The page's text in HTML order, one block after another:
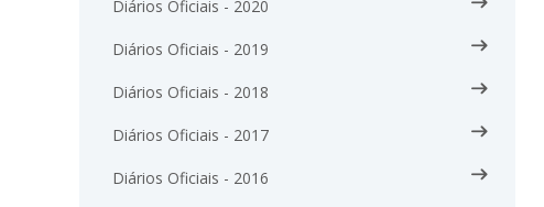
Diários Oficiais - 2020
Diários Oficiais - 2019
Diários Oficiais - 2018
Diários Oficiais - 2017
Diários Oficiais - 2016